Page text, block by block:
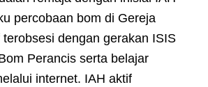
percobaan bom di Gereja
terobsesi dengan gerakan ISIS
Perancis serta belajar
internet. IAH aktif